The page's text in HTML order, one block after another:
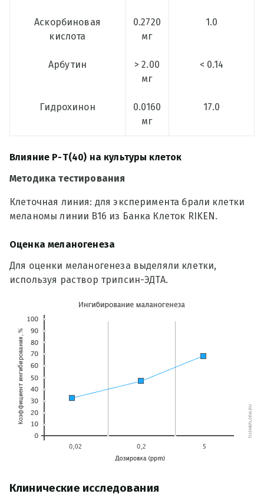
Аскорбиновая
кислота
0.2720
мг
1.0
Арбутин
> 2.00
мг
< 0.14
Гидрохинон
0.0160
мг
17.0
Влияние Р-Т(40) на культуры клеток
Методика тестирования
Клеточная линия: для эксперимента брали клетки
меланомы линии B16 из Банка Клеток RIKEN.
Оценка меланогенеза
Для оценки меланогенеза выделяли клетки,
используя раствор трипсин-ЭДТА.
Клинические исследования